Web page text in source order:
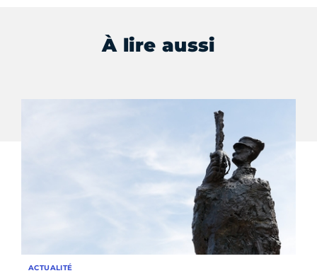
À lire aussi
ACTUALITÉ